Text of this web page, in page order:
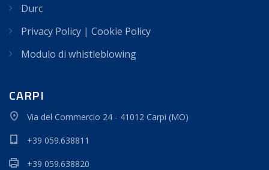
Durc
Privacy Policy | Cookie Policy
Modulo di whistleblowing
CARPI
Via del Commercio 24 - 41012 Carpi (MO)
+39 059.638811
+39 059.638820